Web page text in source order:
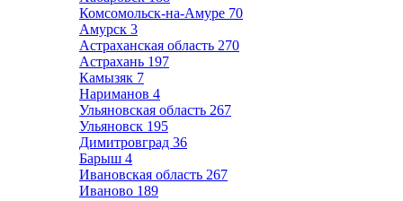
Комсомольск-на-Амуре 70
Амурск 3
Астраханская область 270
Астрахань 197
Камызяк 7
Нариманов 4
Ульяновская область 267
Ульяновск 195
Димитровград 36
Барыш 4
Ивановская область 267
Иваново 189